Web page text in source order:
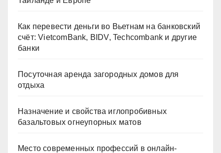
Как перевести деньги во Вьетнам на банковский
счёт: VietcomBank, BIDV, Techcombank и другие
банки
Посуточная аренда загородных домов для
отдыха
Назначение и свойства иглопробивных
базальтовых огнеупорных матов
Место современных профессий в онлайн-